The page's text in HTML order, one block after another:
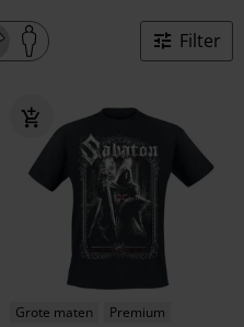
Filter
Grote maten
Premium